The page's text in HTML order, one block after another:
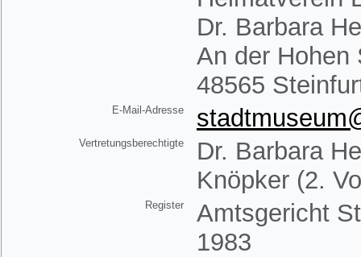
Dr. Barbara
An der Hohen
48565
E-Mail-Adresse
Vertretungsberechtigte
Dr. Barbara
Knöpker (2.
Register
Amtsgericht
1983